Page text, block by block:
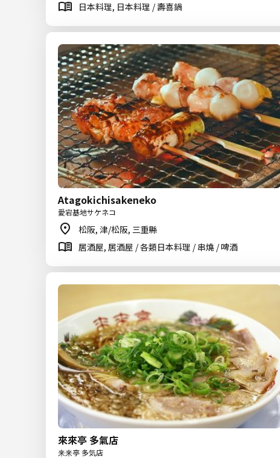
日本料理, 日本料理 / 壽喜鍋
Atagokichisakeneko
愛宕基地サケネコ
松阪, 津/松阪, 三重縣
居酒屋, 居酒屋 / 各類日本料理 / 串燒 / 啤酒
來來亭 多氣店
来来亭 多気店